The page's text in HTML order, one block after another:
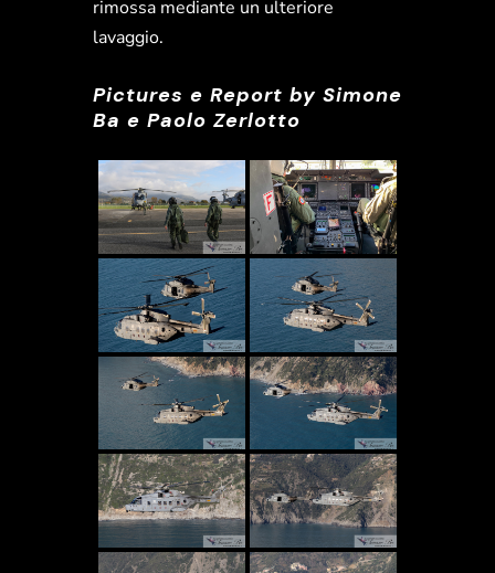
rimossa mediante un ulteriore
lavaggio.
Pictures e Report by Simone
Ba e Paolo Zerlotto